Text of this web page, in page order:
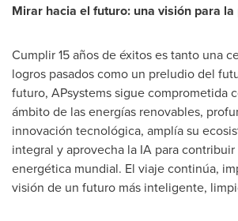
Mirar hacia el futuro: una visión para
Cumplir 15 años de éxitos es tanto una
logros pasados como un preludio del
futuro, APsystems sigue comprometida
ámbito de las energías renovables,
innovación tecnológica, amplía su
integral y aprovecha la IA para
energética mundial. El viaje continúa,
visión de un futuro más inteligente,